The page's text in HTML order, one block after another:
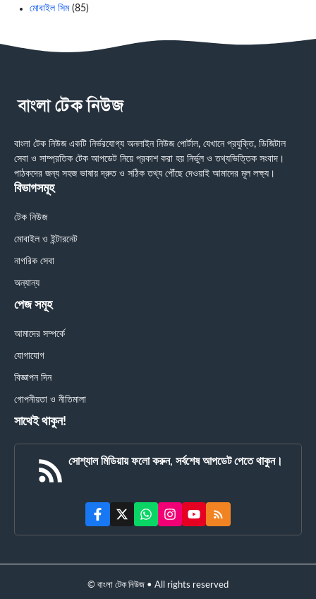
মোবাইল সিম(85)
বাংলা টেক নিউজ একটি নির্ভরযোগ্য অনলাইন নিউজ পোর্টাল, যেখানে প্রযুক্তি, ডিজিটাল
সেবা ও সাম্প্রতিক টেক আপডেট নিয়ে প্রকাশ করা হয় নির্ভুল ও তথ্যভিত্তিক সংবাদ।
পাঠকদের জন্য সহজ ভাষায় দ্রুত ও সঠিক তথ্য পৌঁছে দেওয়াই আমাদের মূল লক্ষ্য।
বিভাগসমূহ
টেক নিউজ
মোবাইল ও ইন্টারনেট
নাগরিক সেবা
অন্যান্য
পেজ সমূহ
আমাদের সম্পর্কে
যোগাযোগ
বিজ্ঞাপন দিন
গোপনীয়তা ও নীতিমালা
সাথেই থাকুন!
সোশ্যাল মিডিয়ায় ফলো করুন, সর্বশেষ আপডেট পেতে থাকুন।
© বাংলা টেক নিউজ • All rights reserved